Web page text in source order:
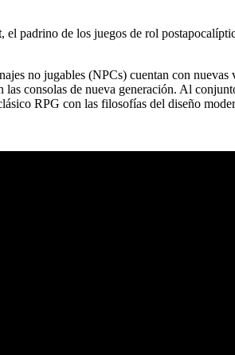
, el padrino de los juegos de rol
no jugables (NPCs) cuentan con
consolas de nueva generación. Al
RPG con las filosofías del diseño